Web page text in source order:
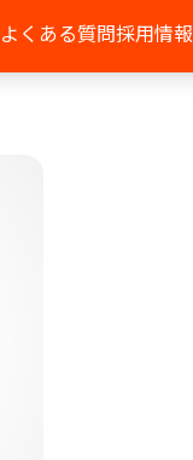
よくある質問採用情報